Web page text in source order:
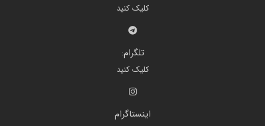
کلیک کنید
تلگرام:
کلیک کنید
اینستاگرام